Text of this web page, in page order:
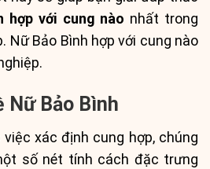
hợp với cung nào nhất trong
Nữ Bảo Bình hợp với cung nào
Nữ Bảo Bình
xác định cung hợp, chúng
số nét tính cách đặc trưng